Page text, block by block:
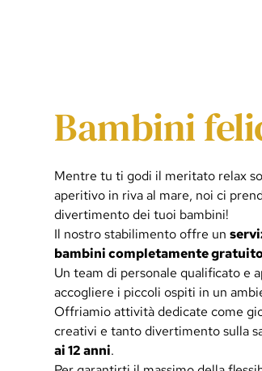
Bambini
Mentre tu ti godi il meritato relax
aperitivo in riva al mare, noi ci
divertimento dei tuoi bambini!
Il nostro stabilimento offre un
bambini completamente
Un team di personale qualificato e
accogliere i piccoli ospiti in un
Offriamio attività dedicate come
creativi e tanto divertimento sulla
ai 12 anni.